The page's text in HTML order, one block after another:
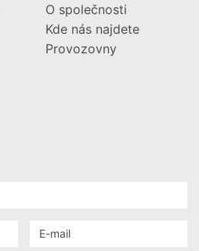
O společnosti
Kde nás najdete
Provozovny